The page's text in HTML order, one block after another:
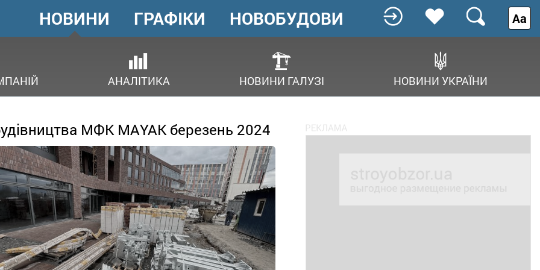
ГОЛОВНЕ
МЕНЮ
НОВИНИ
АНАЛІТИКА НОВИНИ ГАЛУЗІ НОВИНИ УКРАЇНИ
ГРАФІКИ НОВОБУДОВИ Аа
МФК MAYAK березень 2024